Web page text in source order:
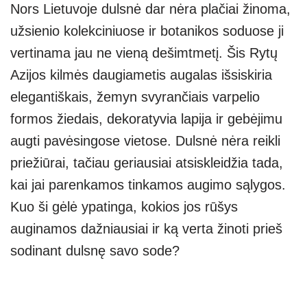
at
s
A
p
p
p
e
e
gr
a
m
er ss
e
n
g
er
ar
e
Nors Lietuvoje dulsnė dar nėra plačiai žinoma,
užsienio kolekciniuose ir botanikos soduose ji
vertinama jau ne vieną dešimtmetį. Šis Rytų
Azijos kilmės daugiametis augalas išsiskiria
elegantiškais, žemyn svyrančiais varpelio
formos žiedais, dekoratyvia lapija ir gebėjimu
augti pavėsingose vietose. Dulsnė nėra reikli
priežiūrai, tačiau geriausiai atsiskleidžia tada,
kai jai parenkamos tinkamos augimo sąlygos.
Kuo ši gėlė ypatinga, kokios jos rūšys
auginamos dažniausiai ir ką verta žinoti prieš
sodinant dulsnę savo sode?